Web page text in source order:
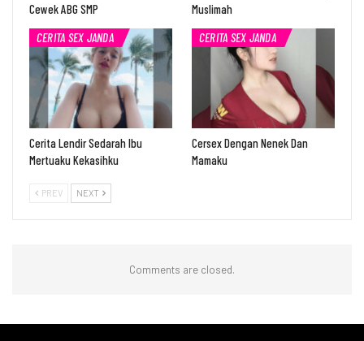
Cewek ABG SMP
Muslimah
CERITA SEX JANDA
Cerita Lendir Sedarah Ibu
Mertuaku Kekasihku
CERITA SEX JANDA
Cersex Dengan Nenek Dan
Mamaku
PREV NEXT
Comments are closed.